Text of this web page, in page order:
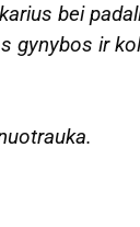
bei
gynybos ir